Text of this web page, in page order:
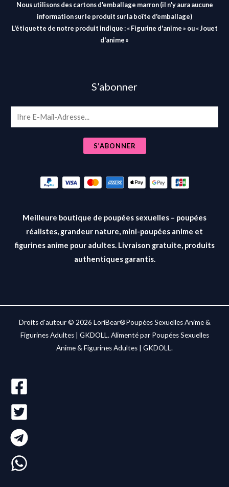
Nous utilisons des cartons d'emballage marron (il n'y aura aucune
information sur le produit sur la boîte d'emballage)
L'étiquette de notre produit indique : « Figurine d'anime » ou « Jouet
d'anime »
S’abonner
m
S’ABONNER
Meilleure boutique de poupées sexuelles – poupées
réalistes, grandeur nature, mini-poupées anime et
figurines anime pour adultes. Livraison gratuite, produits
authentiques garantis.
Droits d'auteur © 2026 LoriBear®Poupées Sexuelles Anime &
Figurines Adultes | GKDOLL. Alimenté par Poupées Sexuelles
Anime & Figurines Adultes | GKDOLL.